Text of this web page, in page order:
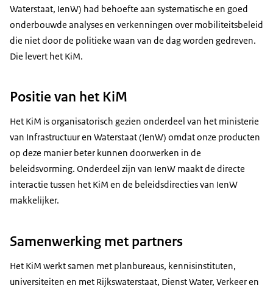
Waterstaat, IenW) had behoefte aan systematische en goed
onderbouwde analyses en verkenningen over mobiliteitsbeleid
die niet door de politieke waan van de dag worden gedreven.
Die levert het KiM.
Positie van het KiM
Het KiM is organisatorisch gezien onderdeel van het ministerie
van Infrastructuur en Waterstaat (IenW) omdat onze producten
op deze manier beter kunnen doorwerken in de
beleidsvorming. Onderdeel zijn van IenW maakt de directe
interactie tussen het KiM en de beleidsdirecties van IenW
makkelijker.
Samenwerking met partners
Het KiM werkt samen met planbureaus, kennisinstituten,
universiteiten en met Rijkswaterstaat, Dienst Water, Verkeer en